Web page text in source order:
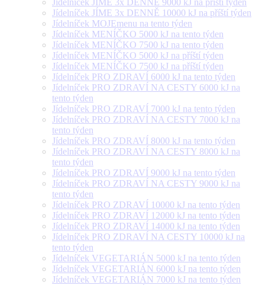
Jídelníček JÍME 3x DENNĚ 9000 kJ na příští týden
Jídelníček JÍME 3x DENNĚ 10000 kJ na příští týden
Jídelníček MOJEmenu na tento týden
Jídelníček MENÍČKO 5000 kJ na tento týden
Jídelníček MENÍČKO 7500 kJ na tento týden
Jídelníček MENÍČKO 5000 kJ na příští týden
Jídelníček MENÍČKO 7500 kJ na příští týden
Jídelníček PRO ZDRAVÍ 6000 kJ na tento týden
Jídelníček PRO ZDRAVÍ NA CESTY 6000 kJ na
tento týden
Jídelníček PRO ZDRAVÍ 7000 kJ na tento týden
Jídelníček PRO ZDRAVÍ NA CESTY 7000 kJ na
tento týden
Jídelníček PRO ZDRAVÍ 8000 kJ na tento týden
Jídelníček PRO ZDRAVÍ NA CESTY 8000 kJ na
tento týden
Jídelníček PRO ZDRAVÍ 9000 kJ na tento týden
Jídelníček PRO ZDRAVÍ NA CESTY 9000 kJ na
tento týden
Jídelníček PRO ZDRAVÍ 10000 kJ na tento týden
Jídelníček PRO ZDRAVÍ 12000 kJ na tento týden
Jídelníček PRO ZDRAVÍ 14000 kJ na tento týden
Jídelníček PRO ZDRAVÍ NA CESTY 10000 kJ na
tento týden
Jídelníček VEGETARIÁN 5000 kJ na tento týden
Jídelníček VEGETARIÁN 6000 kJ na tento týden
Jídelníček VEGETARIÁN 7000 kJ na tento týden